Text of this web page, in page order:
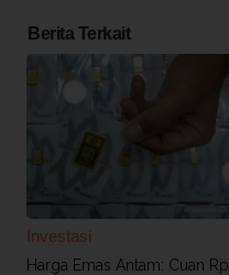
Berita Terkait
Investasi
Harga Emas Antam: Cuan Rp